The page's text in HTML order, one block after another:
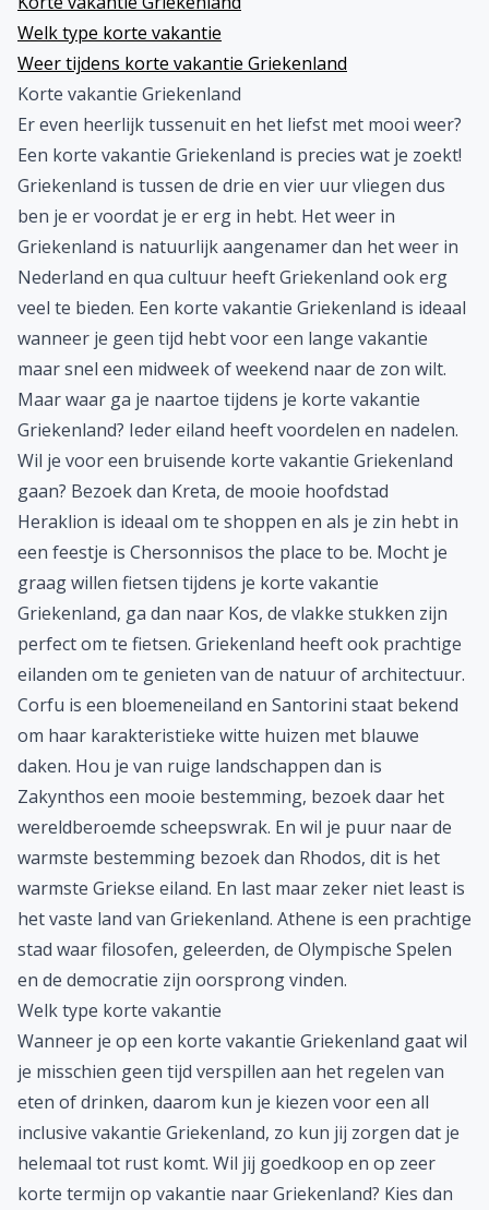
Welk type korte vakantie
Weer tijdens korte vakantie Griekenland
Korte vakantie Griekenland
Er even heerlijk tussenuit en het liefst met mooi weer?
Een korte vakantie Griekenland is precies wat je zoekt!
Griekenland is tussen de drie en vier uur vliegen dus
ben je er voordat je er erg in hebt. Het weer in
Griekenland is natuurlijk aangenamer dan het weer in
Nederland en qua cultuur heeft Griekenland ook erg
veel te bieden. Een korte vakantie Griekenland is ideaal
wanneer je geen tijd hebt voor een lange vakantie
maar snel een midweek of weekend naar de zon wilt.
Maar waar ga je naartoe tijdens je korte vakantie
Griekenland? Ieder eiland heeft voordelen en nadelen.
Wil je voor een bruisende korte vakantie Griekenland
gaan? Bezoek dan Kreta, de mooie hoofdstad
Heraklion is ideaal om te shoppen en als je zin hebt in
een feestje is Chersonnisos the place to be. Mocht je
graag willen fietsen tijdens je korte vakantie
Griekenland, ga dan naar Kos, de vlakke stukken zijn
perfect om te fietsen. Griekenland heeft ook prachtige
eilanden om te genieten van de natuur of architectuur.
Corfu is een bloemeneiland en Santorini staat bekend
om haar karakteristieke witte huizen met blauwe
daken. Hou je van ruige landschappen dan is
Zakynthos een mooie bestemming, bezoek daar het
wereldberoemde scheepswrak. En wil je puur naar de
warmste bestemming bezoek dan Rhodos, dit is het
warmste Griekse eiland. En last maar zeker niet least is
het vaste land van Griekenland. Athene is een prachtige
stad waar filosofen, geleerden, de Olympische Spelen
en de democratie zijn oorsprong vinden.
Welk type korte vakantie
Wanneer je op een korte vakantie Griekenland gaat wil
je misschien geen tijd verspillen aan het regelen van
eten of drinken, daarom kun je kiezen voor een all
inclusive vakantie Griekenland, zo kun jij zorgen dat je
helemaal tot rust komt. Wil jij goedkoop en op zeer
korte termijn op vakantie naar Griekenland? Kies dan